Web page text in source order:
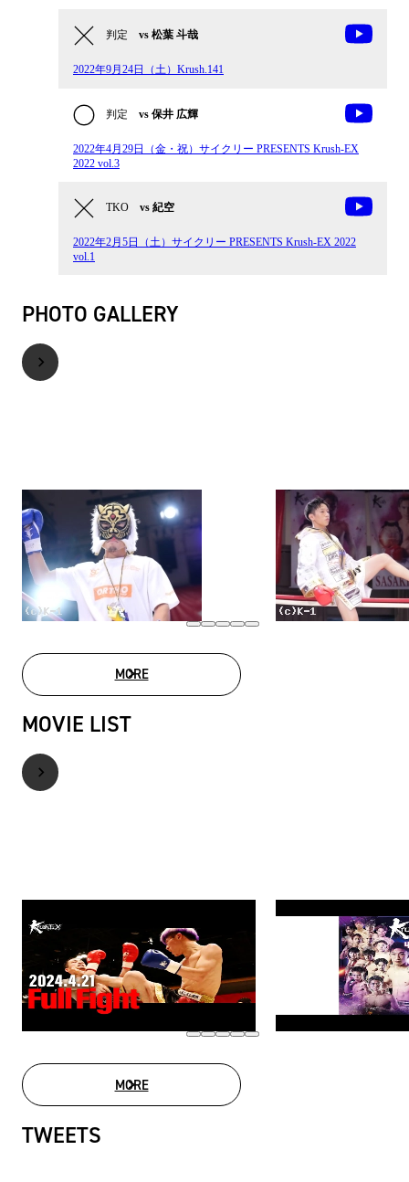
判定 vs 松葉 斗哉
2022年9月24日（土）Krush.141
判定 vs 保井 広輝
2022年4月29日（金・祝）サイクリー PRESENTS Krush-EX
2022 vol.3
TKO vs 紀空
2022年2月5日（土）サイクリー PRESENTS Krush-EX 2022
vol.1
PHOTO GALLERY
MOREPHOTO GALLERY
MOVIE LIST
MOREMOVIE LIST
TWEETS